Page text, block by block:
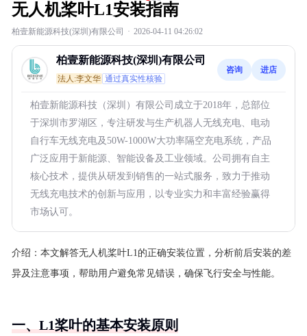
无人机桨叶L1安装指南
柏壹新能源科技(深圳)有限公司 · 2026-04-11 04:26:02
柏壹新能源科技(深圳)有限公司
法人:李文华 通过真实性核验
咨询 进店
柏壹新能源科技（深圳）有限公司成立于2018年，总部位
于深圳市罗湖区，专注研发与生产机器人无线充电、电动
自行车无线充电及50W-1000W大功率隔空充电系统，产品
广泛应用于新能源、智能设备及工业领域。公司拥有自主
核心技术，提供从研发到销售的一站式服务，致力于推动
无线充电技术的创新与应用，以专业实力和丰富经验赢得
市场认可。
介绍： 本文解答无人机桨叶L1的正确安装位置，分析前后安装的差
异及注意事项，帮助用户避免常见错误，确保飞行安全与性能。
一、L1桨叶的基本安装原则